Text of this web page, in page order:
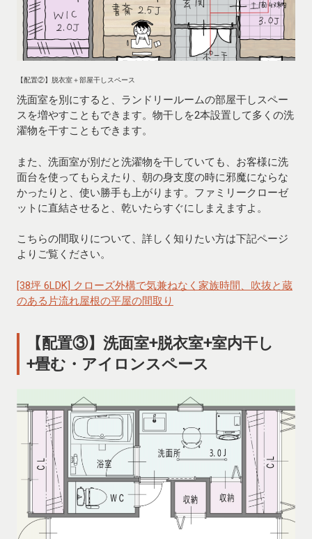
【配置②】脱衣室＋部屋干しスペース
洗面室を別にすると、ランドリールームの部屋干しスペー
スを増やすこともできます。物干しを2本設置して多くの洗
濯物を干すこともできます。
また、洗面室が別だと洗濯物を干していても、お客様に洗
面台を使ってもらえたり、朝の身支度の時に邪魔にならな
かったりと、使い勝手も上がります。ファミリークローゼ
ットに直結させると、乾いたらすぐにしまえますよ。
こちらの間取りについて、詳しく知りたい方は下記ページ
よりご覧ください。
[38坪 6LDK] クローズ外構で気兼ねなく家族時間、吹抜と蔵
のある片流れ屋根の平屋の間取り
【配置③】洗面室+脱衣室+室内干し
+畳む・アイロンスペース